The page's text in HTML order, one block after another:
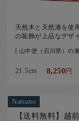
天然木と天然漆を使
の装飾が上品なデザ
[ 山中塗（石川県）の
21.5cm 8,250円
Natsuno
【送料無料】